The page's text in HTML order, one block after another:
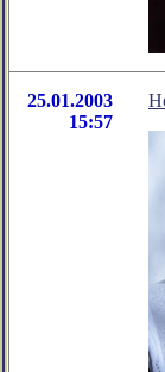
25.01.2003
15:57